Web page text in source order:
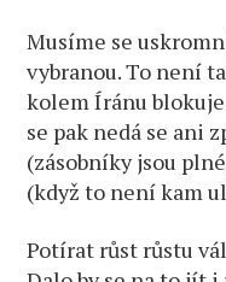
Musíme se
vybranou. To není
kolem Íránu
se pak nedá se ani
(zásobníky jsou
(když to není kam
Potírat růst růstu